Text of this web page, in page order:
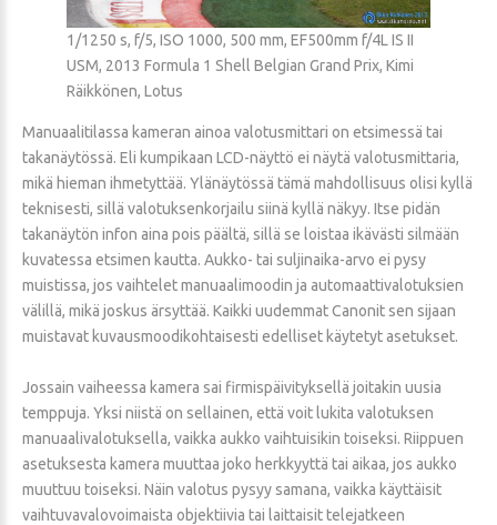
1/1250 s, f/5, ISO 1000, 500 mm, EF500mm f/4L IS II
USM, 2013 Formula 1 Shell Belgian Grand Prix, Kimi
Räikkönen, Lotus
Manuaalitilassa kameran ainoa valotusmittari on etsimessä tai
takanäytössä. Eli kumpikaan LCD-näyttö ei näytä valotusmittaria,
mikä hieman ihmetyttää. Ylänäytössä tämä mahdollisuus olisi kyllä
teknisesti, sillä valotuksenkorjailu siinä kyllä näkyy. Itse pidän
takanäytön infon aina pois päältä, sillä se loistaa ikävästi silmään
kuvatessa etsimen kautta. Aukko- tai suljinaika-arvo ei pysy
muistissa, jos vaihtelet manuaalimoodin ja automaattivalotuksien
välillä, mikä joskus ärsyttää. Kaikki uudemmat Canonit sen sijaan
muistavat kuvausmoodikohtaisesti edelliset käytetyt asetukset.
Jossain vaiheessa kamera sai firmispäivityksellä joitakin uusia
temppuja. Yksi niistä on sellainen, että voit lukita valotuksen
manuaalivalotuksella, vaikka aukko vaihtuisikin toiseksi. Riippuen
asetuksesta kamera muuttaa joko herkkyyttä tai aikaa, jos aukko
muuttuu toiseksi. Näin valotus pysyy samana, vaikka käyttäisit
vaihtuvavalovoimaista objektiivia tai laittaisit telejatkeen